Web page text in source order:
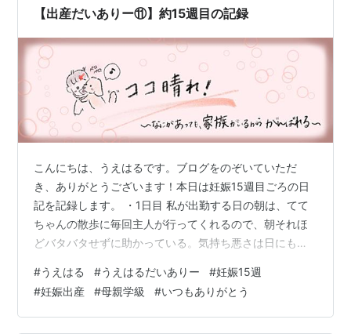
で…
【出産だいありー⑪】約15週目の記録
こんにちは、うえはるです。ブログをのぞいていただ
き、ありがとうございます！本日は妊娠15週目ごろの日
記を記録します。 ・1日目 私が出勤する日の朝は、てて
ちゃんの散歩に毎回主人が行ってくれるので、朝それほ
どバタバタせずに助かっている。気持ち悪さは日にもよ
の夜ごはんはパルシステムで頼んだキャベツいっぱいの
お好み焼きセットだ。野菜を美味しくたくさん摂れて嬉
しい。 ・2日目 今日も主人が早く帰ってきてくれて、嬉
#うえはる #うえはるだいありー #妊娠15週
#妊娠出産 #母親学級 #いつもありがとう